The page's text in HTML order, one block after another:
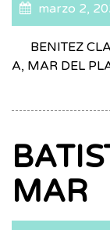
marzo 2,
BENITEZ
A, MAR DEL
MAR